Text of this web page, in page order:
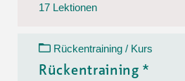
17 Lektionen
Rückentraining / Kurs
Rückentraining *